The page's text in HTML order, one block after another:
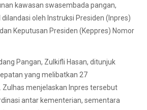
kawasan swasembada pangan,
oleh Instruksi Presiden (Inpres)
Keputusan Presiden (Keppres) Nomor
Pangan, Zulkifli Hasan, ditunjuk
yang melibatkan 27
menjelaskan Inpres tersebut
antar kementerian, sementara